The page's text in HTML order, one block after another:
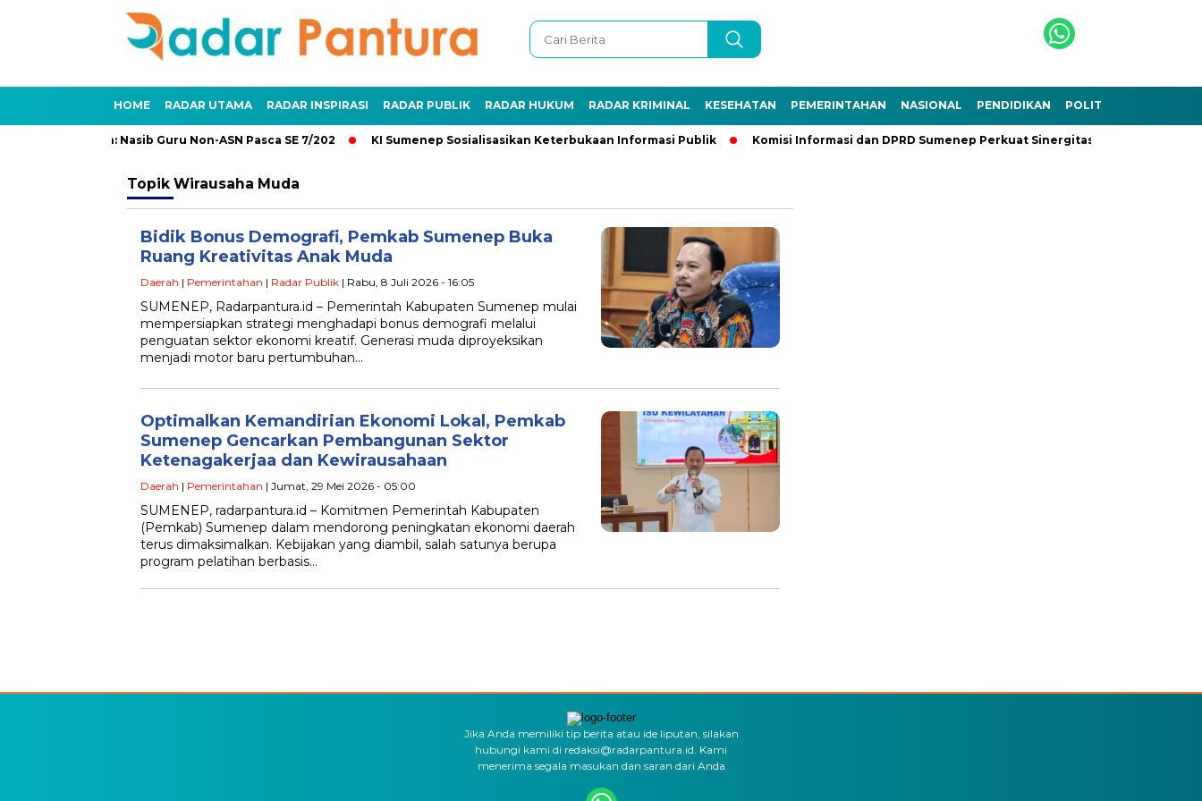
HOME RADAR UTAMA RADAR INSPIRASI RADAR PUBLIK RADAR HUKUM RADAR KRIMINAL KESEHATAN PEMERINTAHAN NASIONAL PENDIDIKAN POLITIK
Penundaan: Nasib Guru Non-ASN Pasca SE 7/202 KI Sumenep Sosialisasikan Keterbukaan Informasi Publik Komisi Informasi dan DPRD Sumenep Perkuat Sinergitas
Topik Wirausaha Muda
Bidik Bonus Demografi, Pemkab Sumenep Buka
Ruang Kreativitas Anak Muda
Daerah | Pemerintahan | Radar Publik | Rabu, 8 Juli 2026 - 16:05
SUMENEP, Radarpantura.id – Pemerintah Kabupaten Sumenep mulai
mempersiapkan strategi menghadapi bonus demografi melalui
penguatan sektor ekonomi kreatif. Generasi muda diproyeksikan
menjadi motor baru pertumbuhan…
Optimalkan Kemandirian Ekonomi Lokal, Pemkab
Sumenep Gencarkan Pembangunan Sektor
Ketenagakerjaa dan Kewirausahaan
Daerah | Pemerintahan | Jumat, 29 Mei 2026 - 05:00
SUMENEP, radarpantura.id – Komitmen Pemerintah Kabupaten
(Pemkab) Sumenep dalam mendorong peningkatan ekonomi daerah
terus dimaksimalkan. Kebijakan yang diambil, salah satunya berupa
program pelatihan berbasis…
Jika Anda memiliki tip berita atau ide liputan, silakan
hubungi kami di redaksi@radarpantura.id. Kami
menerima segala masukan dan saran dari Anda